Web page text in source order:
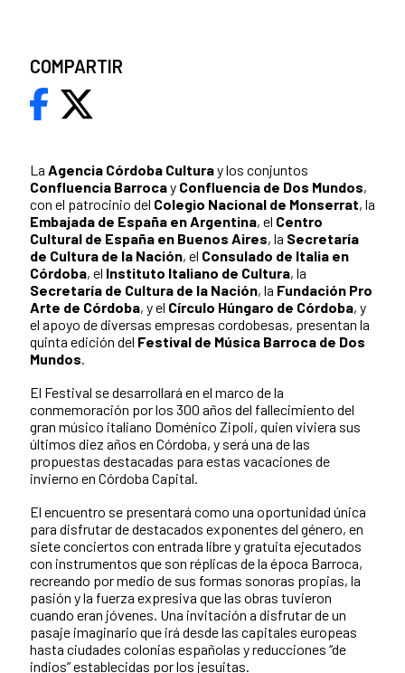
La Agencia Córdoba Culturay los conjuntos
Confluencia Barrocay Confluencia de Dos Mundos,
con el patrocinio del Colegio Nacional de Monserrat, la
Embajada de España en Argentina, el Centro
Cultural de España en Buenos Aires, la Secretaría
de Cultura de la Nación, el Consulado de Italia en
Córdoba, el Instituto Italiano de Cultura, la
Secretaría de Cultura de la Nación, la Fundación Pro
Arte de Córdoba, y el Círculo Húngaro de Córdoba, y
el apoyo de diversas empresas cordobesas, presentan la
quinta edición del Festival de Música Barroca de Dos
Mundos.
El Festival se desarrollará en el marco de la
conmemoración por los 300 años del fallecimiento del
gran músico italiano Doménico Zipoli, quien viviera sus
últimos diez años en Córdoba, y será una de las
propuestas destacadas para estas vacaciones de
invierno en Córdoba Capital.
El encuentro se presentará como una oportunidad única
para disfrutar de destacados exponentes del género, en
siete conciertos con entrada libre y gratuita ejecutados
con instrumentos que son réplicas de la época Barroca,
recreando por medio de sus formas sonoras propias, la
pasión y la fuerza expresiva que las obras tuvieron
cuando eran jóvenes. Una invitación a disfrutar de un
pasaje imaginario que irá desde las capitales europeas
hasta ciudades colonias españolas y reducciones “de
indios” establecidas por los jesuitas.
COMPARTIR